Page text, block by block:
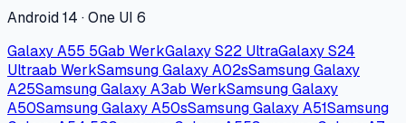
Android 14 · One UI 6
Galaxy A55 5Gab WerkGalaxy S22 UltraGalaxy S24
Ultraab WerkSamsung Galaxy A02sSamsung Galaxy
A25Samsung Galaxy A3ab WerkSamsung Galaxy
A50Samsung Galaxy A50sSamsung Galaxy A51Samsung